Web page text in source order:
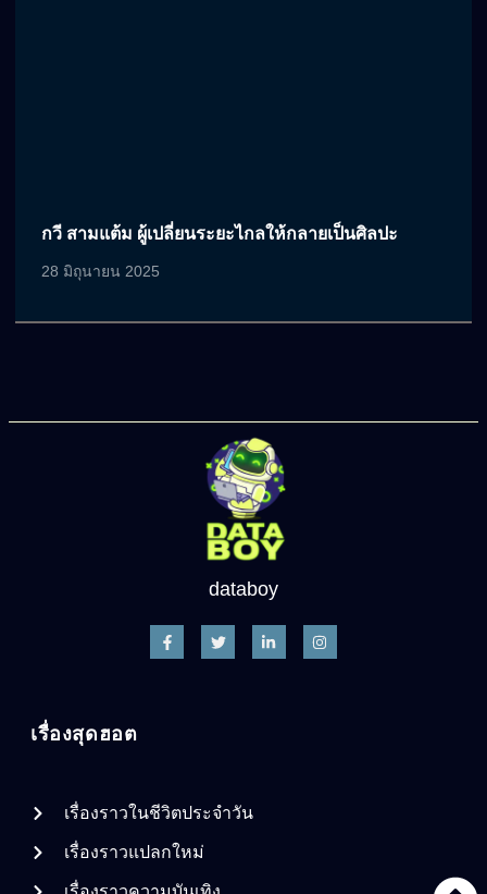
กวี สามแต้ม ผู้เปลี่ยนระยะไกลให้กลายเป็นศิลปะ
28 มิถุนายน 2025
databoy
เรื่องสุดฮอต
เรื่องราวในชีวิตประจำวัน
เรื่องราวแปลกใหม่